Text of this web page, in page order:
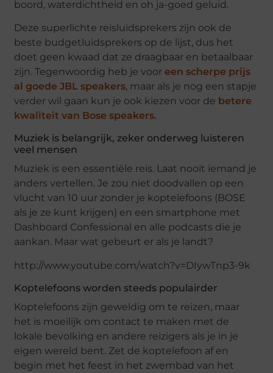
boord, waterdichtheid en oh ja-goed geluid.
Deze superlichte reisluidsprekers zijn ook de
beste budgetluidsprekers op de lijst, dus het
doet geen kwaad dat ze draagbaar en betaalbaar
zijn. Tegenwoordig heb je vooreen scherpe prijs
al goede JBL speakers, maar als je nog een stapje
verder wil gaan kun je ook kiezen voor de betere
kwaliteit van Bose speakers.
Muziek is belangrijk, zeker onderweg luisteren
veel mensen
Muziek is een essentiële reis. Laat nooit iemand je
anders vertellen. Je zou niet doodvallen op een
vlucht van 10 uur zonder je koptelefoons (BOSE
als je ze kunt krijgen) en een smartphone met
Dashboard Confessional en alle podcasts die je
aankan. Maar wat gebeurt er als je landt?
http://www.youtube.com/watch?v=DIywTnp3-9k
Koptelefoons worden steeds populairder
Koptelefoons zijn geweldig om te reizen, maar
het is moeilijk om contact te maken met de
lokale bevolking en andere reizigers als je in je
eigen wereld bent. Zet de koptelefoon af en
begin met het feest in het zwembad van het